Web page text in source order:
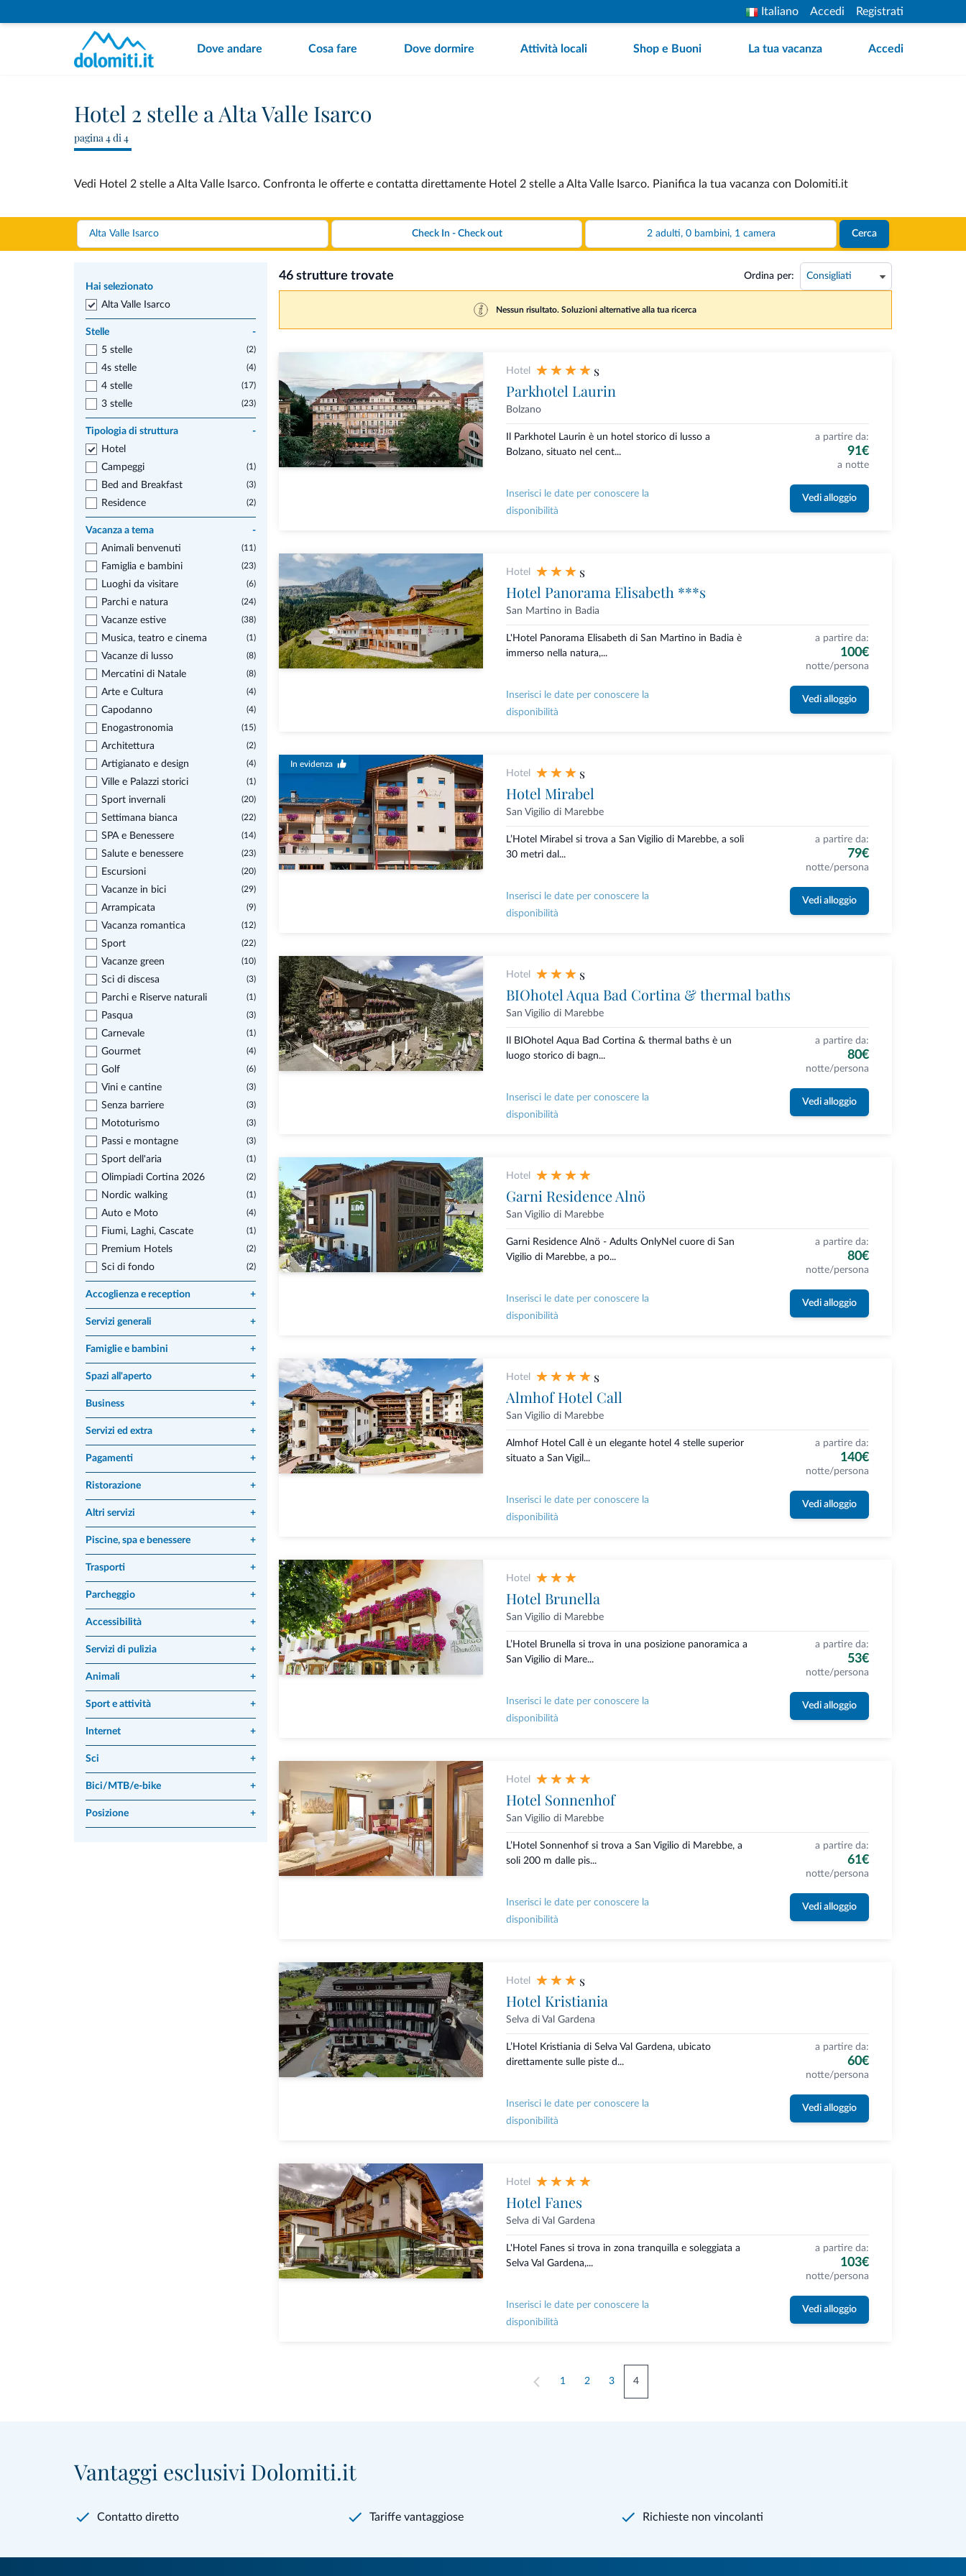
Italiano Accedi Registrati
Dove andare Cosa fare Dove dormire Attività locali Shop e Buoni La tua vacanza Accedi
Hotel 2 stelle a Alta Valle Isarco
pagina 4 di 4
Vedi Hotel 2 stelle a Alta Valle Isarco. Confronta le offerte e contatta direttamente Hotel 2 stelle a Alta Valle Isarco. Pianifica la tua vacanza con Dolomiti.it
2 adulti, 0 bambini, 1 camera Cerca
Hai selezionato
Alta Valle Isarco
Stelle
-
5 stelle
(2)
4s stelle (4)
4 stelle (17)
3 stelle (23)
Tipologia di struttura
-
Hotel
Campeggi
(1)
Bed and Breakfast (3)
Residence (2)
Vacanza a tema
-
Animali benvenuti
(11)
Famiglia e bambini (23)
Luoghi da visitare (6)
Parchi e natura (24)
Vacanze estive (38)
Musica, teatro e cinema (1)
Vacanze di lusso (8)
Mercatini di Natale (8)
Arte e Cultura (4)
Capodanno (4)
Enogastronomia (15)
Architettura (2)
Artigianato e design (4)
Ville e Palazzi storici (1)
Sport invernali (20)
Settimana bianca (22)
SPA e Benessere (14)
Salute e benessere (23)
Escursioni (20)
Vacanze in bici (29)
Arrampicata (9)
Vacanza romantica (12)
Sport (22)
Vacanze green (10)
Sci di discesa (3)
Parchi e Riserve naturali (1)
Pasqua (3)
Carnevale (1)
Gourmet (4)
Golf (6)
Vini e cantine (3)
Senza barriere (3)
Mototurismo (3)
Passi e montagne (3)
Sport dell'aria (1)
Olimpiadi Cortina 2026 (2)
Nordic walking (1)
Auto e Moto (4)
Fiumi, Laghi, Cascate (1)
Premium Hotels (2)
Sci di fondo (2)
Accoglienza e reception +
Servizi generali +
Famiglie e bambini +
Spazi all'aperto +
Business +
Servizi ed extra +
Pagamenti +
Ristorazione +
Altri servizi +
Piscine, spa e benessere +
Trasporti +
Parcheggio +
Accessibilità +
Servizi di pulizia +
Animali +
Sport e attività +
Internet +
Sci +
Bici/MTB/e-bike +
Posizione +
46 strutture trovate Ordina per:
Nessun risultato. Soluzioni alternative alla tua ricerca
Hotel s
Parkhotel Laurin
Bolzano
Il Parkhotel Laurin è un hotel storico di lusso a
Bolzano, situato nel cent...
a partire da:
91€
a notte
Inserisci le date per conoscere la
disponibilità
Vedi alloggio
Hotel s
Hotel Panorama Elisabeth ***s
San Martino in Badia
L'Hotel Panorama Elisabeth di San Martino in Badia è
immerso nella natura,...
a partire da:
100€
notte/persona
Inserisci le date per conoscere la
disponibilità
Vedi alloggio
In evidenza
Hotel s
Hotel Mirabel
San Vigilio di Marebbe
L’Hotel Mirabel si trova a San Vigilio di Marebbe, a soli
30 metri dal...
a partire da:
79€
notte/persona
Inserisci le date per conoscere la
disponibilità
Vedi alloggio
Hotel s
BIOhotel Aqua Bad Cortina & thermal baths
San Vigilio di Marebbe
Il BIOhotel Aqua Bad Cortina & thermal baths è un
luogo storico di bagn...
a partire da:
80€
notte/persona
Inserisci le date per conoscere la
disponibilità
Vedi alloggio
Hotel
Garni Residence Alnö
San Vigilio di Marebbe
Garni Residence Alnö - Adults OnlyNel cuore di San
Vigilio di Marebbe, a po...
a partire da:
80€
notte/persona
Inserisci le date per conoscere la
disponibilità
Vedi alloggio
Hotel s
Almhof Hotel Call
San Vigilio di Marebbe
Almhof Hotel Call è un elegante hotel 4 stelle superior
situato a San Vigil...
a partire da:
140€
notte/persona
Inserisci le date per conoscere la
disponibilità
Vedi alloggio
Hotel
Hotel Brunella
San Vigilio di Marebbe
L’Hotel Brunella si trova in una posizione panoramica a
San Vigilio di Mare...
a partire da:
53€
notte/persona
Inserisci le date per conoscere la
disponibilità
Vedi alloggio
Hotel
Hotel Sonnenhof
San Vigilio di Marebbe
L’Hotel Sonnenhof si trova a San Vigilio di Marebbe, a
soli 200 m dalle pis...
a partire da:
61€
notte/persona
Inserisci le date per conoscere la
disponibilità
Vedi alloggio
Hotel s
Hotel Kristiania
Selva di Val Gardena
L’Hotel Kristiania di Selva Val Gardena, ubicato
direttamente sulle piste d...
a partire da:
60€
notte/persona
Inserisci le date per conoscere la
disponibilità
Vedi alloggio
Hotel
Hotel Fanes
Selva di Val Gardena
L'Hotel Fanes si trova in zona tranquilla e soleggiata a
Selva Val Gardena,...
a partire da:
103€
notte/persona
Inserisci le date per conoscere la
disponibilità
Vedi alloggio
1 2 3 4
Vantaggi esclusivi Dolomiti.it
Contatto diretto Tariffe vantaggiose Richieste non vincolanti